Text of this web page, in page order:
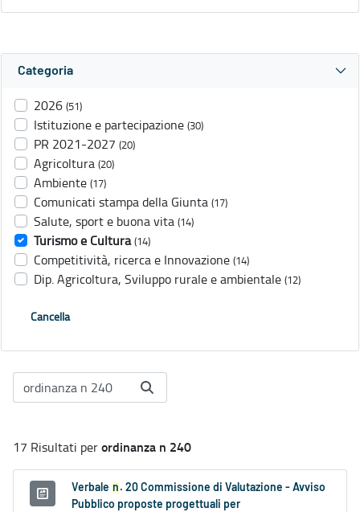
Categoria
2026 (51)
Istituzione e partecipazione (30)
PR 2021-2027 (20)
Agricoltura (20)
Ambiente (17)
Comunicati stampa della Giunta (17)
Salute, sport e buona vita (14)
Turismo e Cultura (14)
Competitività, ricerca e Innovazione (14)
Dip. Agricoltura, Sviluppo rurale e ambientale (12)
Cancella
17 Risultati perordinanza n 240
Verbale n . 20 Commissione di Valutazione - Avviso
Pubblico proposte progettuali per